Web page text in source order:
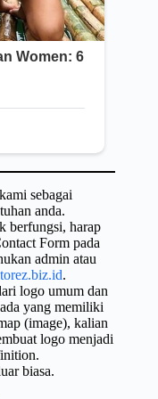
sebagai
anda.
berfungsi, harap
Form pada
admin atau
.
logo umum dan
yang memiliki
(image), kalian
logo menjadi
biasa.